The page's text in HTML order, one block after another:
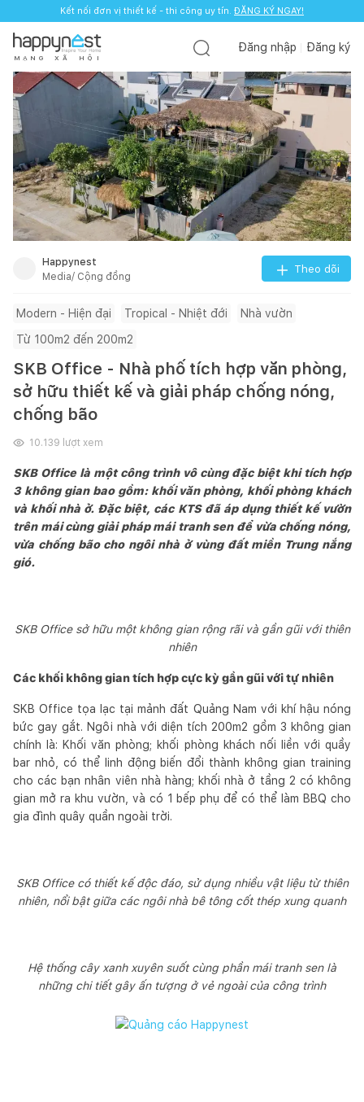
Kết nối đơn vị thiết kế - thi công uy tín. ĐĂNG KÝ NGAY!
M Ạ N G X Ã H Ộ I
Đăng nhập Đăng ký
Happynest
Media/ Cộng đồng
Theo dõi
Modern - Hiện đại Tropical - Nhiệt đới
Nhà vườn
Từ 100m2 đến 200m2
SKB Office - Nhà phố tích hợp văn phòng,
sở hữu thiết kế và giải pháp chống nóng,
chống bão
10.139 lượt xem
SKB Office là một công trình vô cùng đặc biệt khi tích hợp
3 không gian bao gồm: khối văn phòng, khối phòng khách
và khối nhà ở. Đặc biệt, các KTS đã áp dụng thiết kế vườn
trên mái cùng giải pháp mái tranh sen để vừa chống nóng,
vừa chống bão cho ngôi nhà ở vùng đất miền Trung nắng
gió.
SKB Office sở hữu một không gian rộng rãi và gần gũi với thiên
nhiên
Các khối không gian tích hợp cực kỳ gần gũi với tự nhiên
SKB Office tọa lạc tại mảnh đất Quảng Nam với khí hậu nóng
bức gay gắt. Ngôi nhà với diện tích 200m2 gồm 3 không gian
chính là: Khối văn phòng; khối phòng khách nối liền với quầy
bar nhỏ, có thể linh động biến đổi thành không gian training
cho các bạn nhân viên nhà hàng; khối nhà ở tầng 2 có không
gian mở ra khu vườn, và có 1 bếp phụ để có thể làm BBQ cho
gia đình quây quần ngoài trời.
SKB Office có thiết kế độc đáo, sử dụng nhiều vật liệu từ thiên
nhiên, nổi bật giữa các ngôi nhà bê tông cốt thép xung quanh
Hệ thống cây xanh xuyên suốt cùng phần mái tranh sen là
những chi tiết gây ấn tượng ở vẻ ngoài của công trình